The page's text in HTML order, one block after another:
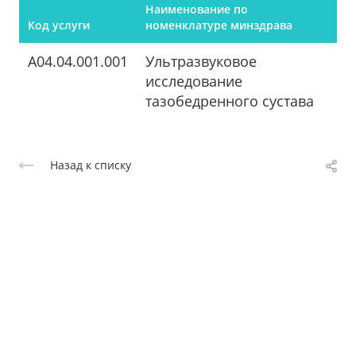
Код услуги
Наименование по
номенклатуре минздрава
A04.04.001.001
Ультразвуковое
исследование
тазобедренного сустава
Назад к списку